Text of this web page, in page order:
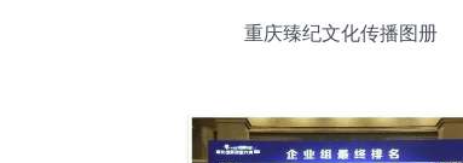
重庆臻纪文化传播图册